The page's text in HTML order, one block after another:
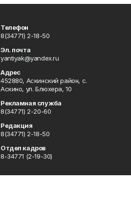
Телефон
8(34771) 2-18-50
Эл. почта
yantiyak@yandex.ru
Адрес
452880, Аскинский район, с.
Аскино, ул. Блюхера, 10
Рекламная служба
8(34771) 2-20-60
Редакция
8(34771) 2-18-50
Отдел кадров
8-34771 (2-19-30)